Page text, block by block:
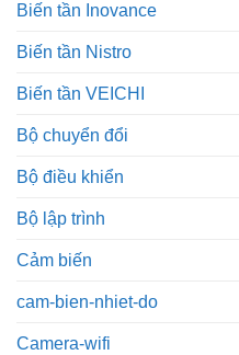
Biến tần Inovance
Biến tần Nistro
Biến tần VEICHI
Bộ chuyển đổi
Bộ điều khiển
Bộ lập trình
Cảm biến
cam-bien-nhiet-do
Camera-wifi